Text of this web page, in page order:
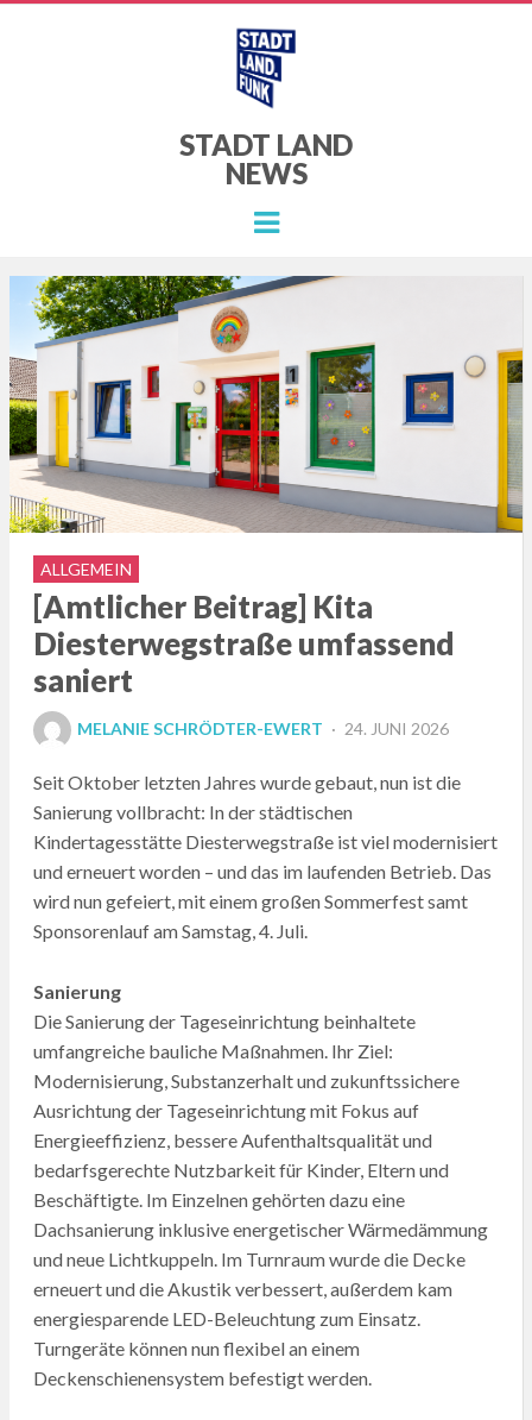
STADT LAND
NEWS
Menu
ALLGEMEIN
[Amtlicher Beitrag] Kita
Diesterwegstraße umfassend
saniert
MELANIE SCHRÖDTER-EWERT
POSTED
24. JUNI 2026
Seit Oktober letzten Jahres wurde gebaut, nun ist die
Sanierung vollbracht: In der städtischen
Kindertagesstätte Diesterwegstraße ist viel modernisiert
und erneuert worden – und das im laufenden Betrieb. Das
wird nun gefeiert, mit einem großen Sommerfest samt
Sponsorenlauf am Samstag, 4. Juli.
Sanierung
Die Sanierung der Tageseinrichtung beinhaltete
umfangreiche bauliche Maßnahmen. Ihr Ziel:
Modernisierung, Substanzerhalt und zukunftssichere
Ausrichtung der Tageseinrichtung mit Fokus auf
Energieeffizienz, bessere Aufenthaltsqualität und
bedarfsgerechte Nutzbarkeit für Kinder, Eltern und
Beschäftigte. Im Einzelnen gehörten dazu eine
Dachsanierung inklusive energetischer Wärmedämmung
und neue Lichtkuppeln. Im Turnraum wurde die Decke
erneuert und die Akustik verbessert, außerdem kam
energiesparende LED-Beleuchtung zum Einsatz.
Turngeräte können nun flexibel an einem
Deckenschienensystem befestigt werden.